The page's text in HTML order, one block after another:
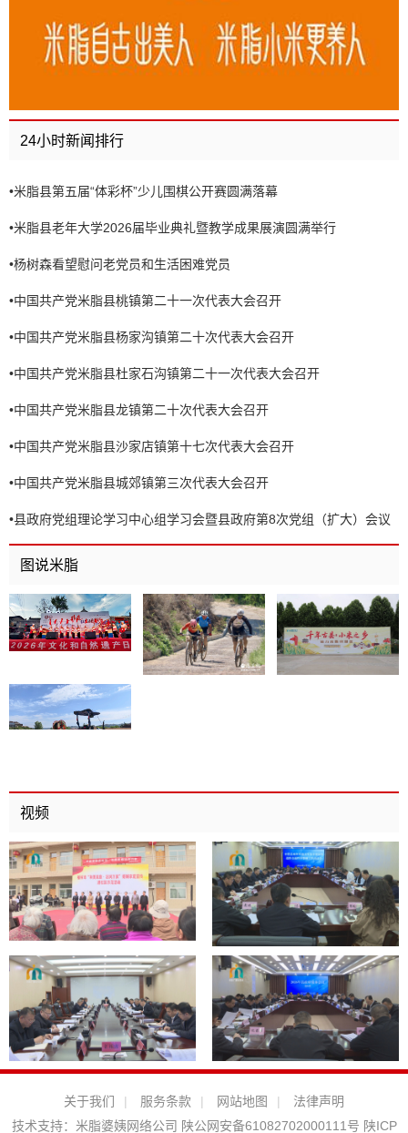
24小时新闻排行
•米脂县第五届“体彩杯”少儿围棋公开赛圆满落幕
•米脂县老年大学2026届毕业典礼暨教学成果展演圆满举行
•杨树森看望慰问老党员和生活困难党员
•中国共产党米脂县桃镇第二十一次代表大会召开
•中国共产党米脂县杨家沟镇第二十次代表大会召开
•中国共产党米脂县杜家石沟镇第二十一次代表大会召开
•中国共产党米脂县龙镇第二十次代表大会召开
•中国共产党米脂县沙家店镇第十七次代表大会召开
•中国共产党米脂县城郊镇第三次代表大会召开
•县政府党组理论学习中心组学习会暨县政府第8次党组（扩大）会议
召开
图说米脂
视频
关于我们 | 服务条款 | 网站地图 |
法律声明
技术支持： 米脂婆姨网络公司 陕公网安备61082702000111号 陕ICP